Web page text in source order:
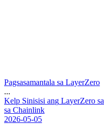
Pagsasamantala sa LayerZero
...
Kelp Sinisisi ang LayerZero sa
sa Chainlink
2026-05-05